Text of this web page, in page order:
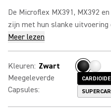
De Microflex MX391, MX392
zijn met hun slanke uitvoering
Meer lezen
Kleuren: Zwart
Meegeleverde
Capsules:
CARDIOIDE